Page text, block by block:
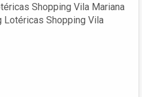
Shopping Vila Mariana
Lotéricas Shopping Vila